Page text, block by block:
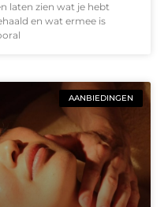
laten zien wat je hebt
en wat ermee is
AANBIEDINGEN